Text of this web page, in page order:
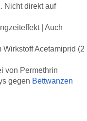
Nicht direkt auf
| Auch
Acetamiprid (2
von Permethrin
gegen Bettwanzen